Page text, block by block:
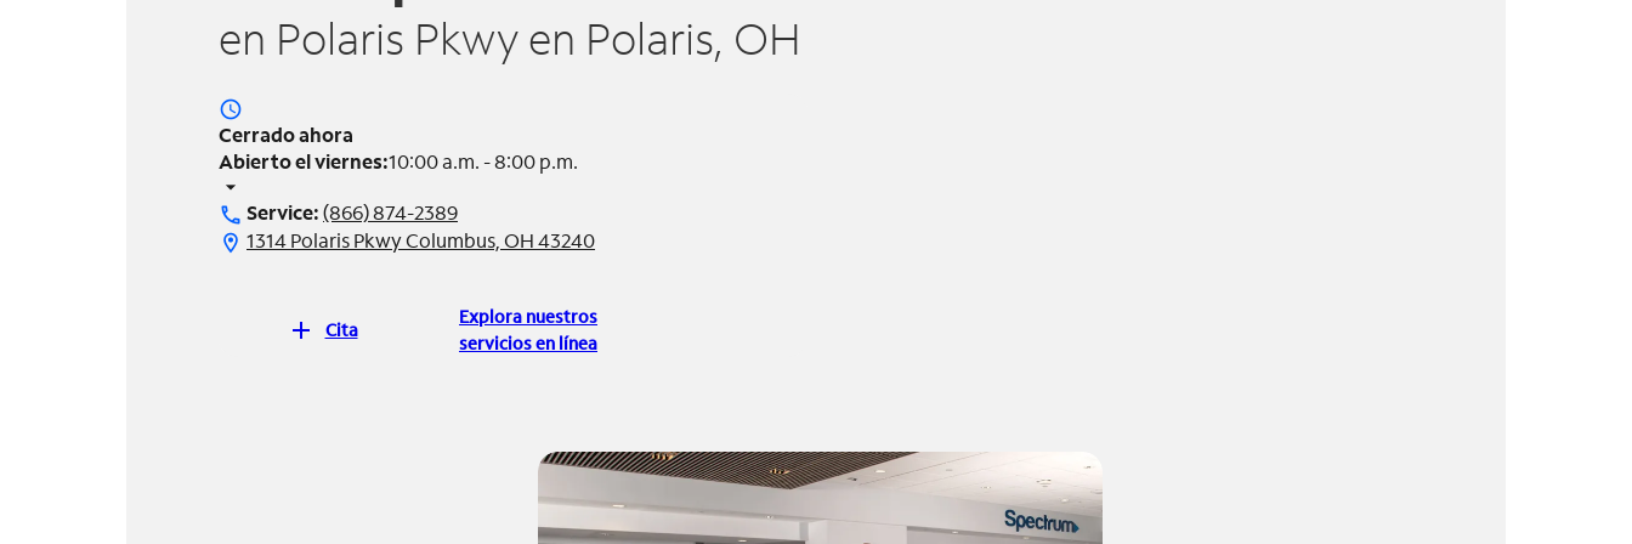
en Polaris Pkwy en Polaris, OH
access_time
Cerrado ahora
Abierto el viernes:10:00 a.m. - 8:00 p.m.
arrow_drop_down
call Service:(866) 874-2389
location_on 1314 Polaris Pkwy Columbus, OH 43240
add Cita
Explora nuestros
servicios en línea